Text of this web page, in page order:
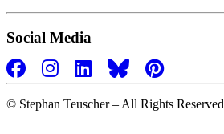
Social Media
© Stephan Teuscher – All Rights Reserved